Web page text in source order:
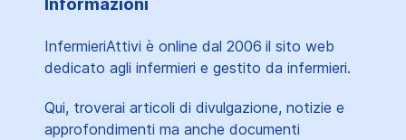
InfermieriAttivi è online dal 2006 il sito web
dedicato agli infermieri e gestito da infermieri.
Qui, troverai articoli di divulgazione, notizie e
approfondimenti ma anche documenti